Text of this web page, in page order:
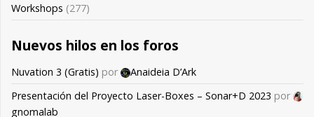
Workshops (277)
Nuevos hilos en los foros
Nuvation 3 (Gratis) por
Anaideia D’Ark
Presentación del Proyecto Laser-Boxes – Sonar+D 2023 por
gnomalab